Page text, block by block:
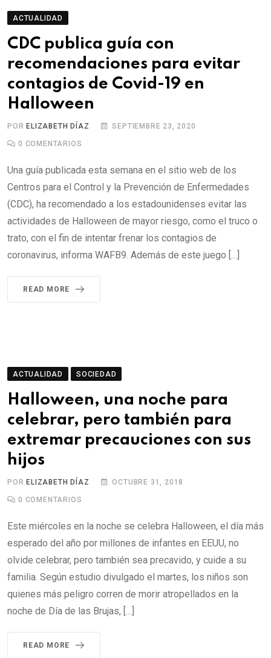
ACTUALIDAD
CDC publica guía con
recomendaciones para evitar
contagios de Covid-19 en
Halloween
POR ELIZABETH DÍAZ SEPTIEMBRE 23, 2020
0 COMENTARIOS
Una guía publicada esta semana en el sitio web de los
Centros para el Control y la Prevención de Enfermedades
(CDC), ha recomendado a los estadounidenses evitar las
actividades de Halloween de mayor riesgo, como el truco o
trato, con el fin de intentar frenar los contagios de
coronavirus, informa WAFB9. Además de este juego […]
READ MORE
ACTUALIDAD SOCIEDAD
Halloween, una noche para
celebrar, pero también para
extremar precauciones con sus
hijos
POR ELIZABETH DÍAZ OCTUBRE 31, 2018
0 COMENTARIOS
Este miércoles en la noche se celebra Halloween, el día más
esperado del año por millones de infantes en EEUU, no
olvide celebrar, pero también sea precavido, y cuide a su
familia. Según estudio divulgado el martes, los niños son
quienes más peligro corren de morir atropellados en la
noche de Día de las Brujas, […]
READ MORE